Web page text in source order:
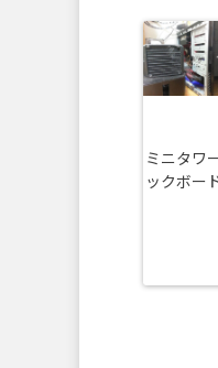
ミニタワ
ックボー